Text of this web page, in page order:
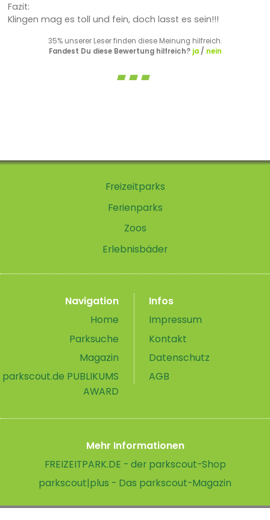
Fazit:
Klingen mag es toll und fein, doch lasst es sein!!!
35% unserer Leser finden diese Meinung hilfreich.
Fandest Du diese Bewertung hilfreich? ja/ nein
Freizeitparks
Ferienparks
Zoos
Erlebnisbäder
Navigation
Home
Parksuche
Magazin
parkscout.de PUBLIKUMS
AWARD
Infos
Impressum
Kontakt
Datenschutz
AGB
Mehr Informationen
FREIZEITPARK.DE - der parkscout-Shop
parkscout|plus - Das parkscout-Magazin